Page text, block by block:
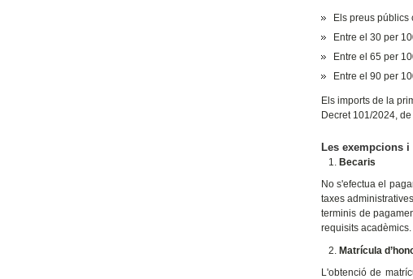
Els preus públics
Entre el 30 per
Entre el 65 per
Entre el 90 per
Els imports de la
Decret 101/2024,
Les exempcions
Becaris
No s'efectua el
taxes
terminis de
requisits acadèmics.
Matrícula
L'obtenció de